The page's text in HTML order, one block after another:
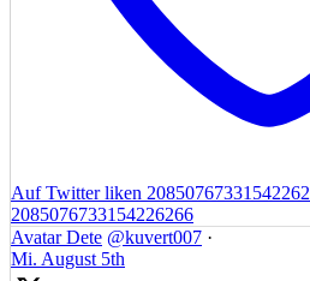
Auf Twitter liken
2085076733154226266
Avatar Dete @kuvert007 ·
Mi. August 5th